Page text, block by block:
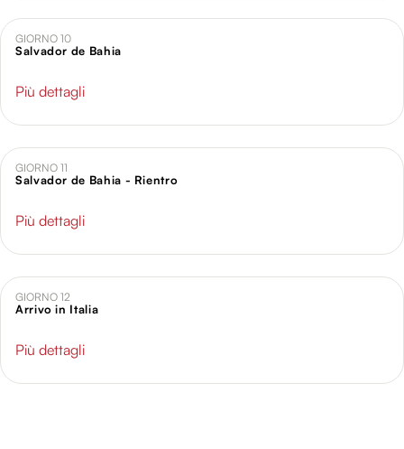
GIORNO 10
Salvador de Bahia
Più dettagli
GIORNO 11
Salvador de Bahia - Rientro
Più dettagli
GIORNO 12
Arrivo in Italia
Più dettagli